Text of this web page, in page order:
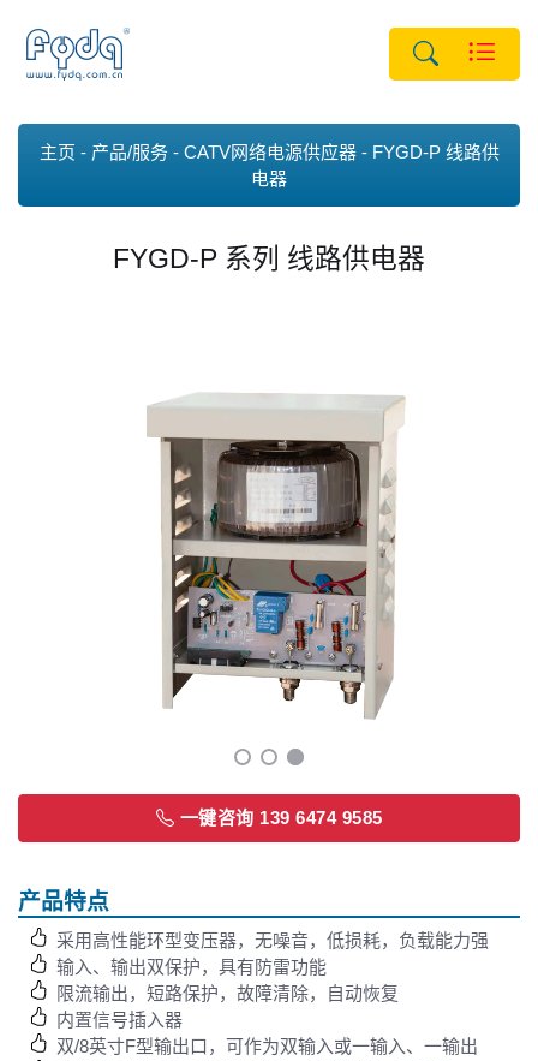
主页 产品/服务 CATV网络电源供应器
FYGD-P 线路供
电器
FYGD-P 系列 线路供电器
一键咨询 139 6474 9585
产品特点
采用高性能环型变压器，无噪音，低损耗，负载能力强
输入、输出双保护，具有防雷功能
限流输出，短路保护，故障清除，自动恢复
内置信号插入器
双/8英寸F型输出口，可作为双输入或一输入、一输出